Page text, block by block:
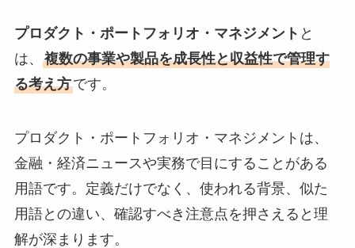
プロダクト・ポートフォリオ・マネジメント と
は、 複数の事業や製品を成長性と収益性で管理す
る考え方です。
プロダクト・ポートフォリオ・マネジメントは、
金融・経済ニュースや実務で目にすることがある
用語です。定義だけでなく、使われる背景、似た
用語との違い、確認すべき注意点を押さえると理
解が深まります。